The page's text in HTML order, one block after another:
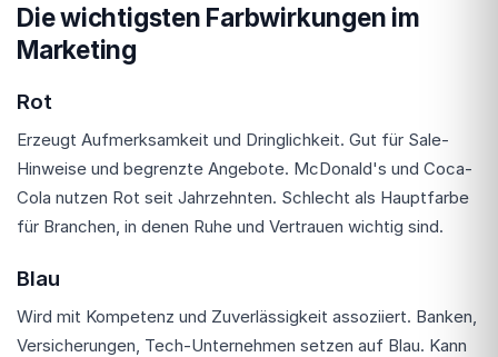
Die wichtigsten Farbwirkungen im
Marketing
Rot
Erzeugt Aufmerksamkeit und Dringlichkeit. Gut für Sale-
Hinweise und begrenzte Angebote. McDonald's und Coca-
Cola nutzen Rot seit Jahrzehnten. Schlecht als Hauptfarbe
für Branchen, in denen Ruhe und Vertrauen wichtig sind.
Blau
Wird mit Kompetenz und Zuverlässigkeit assoziiert. Banken,
Versicherungen, Tech-Unternehmen setzen auf Blau. Kann